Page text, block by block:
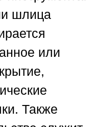
шлица
или
Также